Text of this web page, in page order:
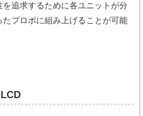
追求するために各ユニットが分
プロポに組み上げることが可能